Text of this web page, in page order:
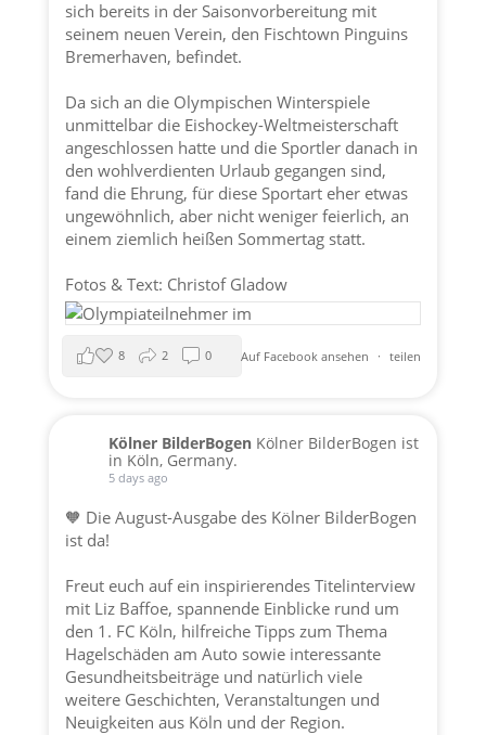
sich bereits in der Saisonvorbereitung mit
seinem neuen Verein, den Fischtown Pinguins
Bremerhaven, befindet.
Da sich an die Olympischen Winterspiele
unmittelbar die Eishockey-Weltmeisterschaft
angeschlossen hatte und die Sportler danach in
den wohlverdienten Urlaub gegangen sind,
fand die Ehrung, für diese Sportart eher etwas
ungewöhnlich, aber nicht weniger feierlich, an
einem ziemlich heißen Sommertag statt.
Fotos & Text: Christof Gladow
Auf Facebook ansehen · teilen
8 2 0
Kölner BilderBogen Kölner BilderBogen ist
in Köln, Germany.
5 days ago
🧡 Die August-Ausgabe des Kölner BilderBogen
ist da!
Freut euch auf ein inspirierendes Titelinterview
mit Liz Baffoe, spannende Einblicke rund um
den 1. FC Köln, hilfreiche Tipps zum Thema
Hagelschäden am Auto sowie interessante
Gesundheitsbeiträge und natürlich viele
weitere Geschichten, Veranstaltungen und
Neuigkeiten aus Köln und der Region.